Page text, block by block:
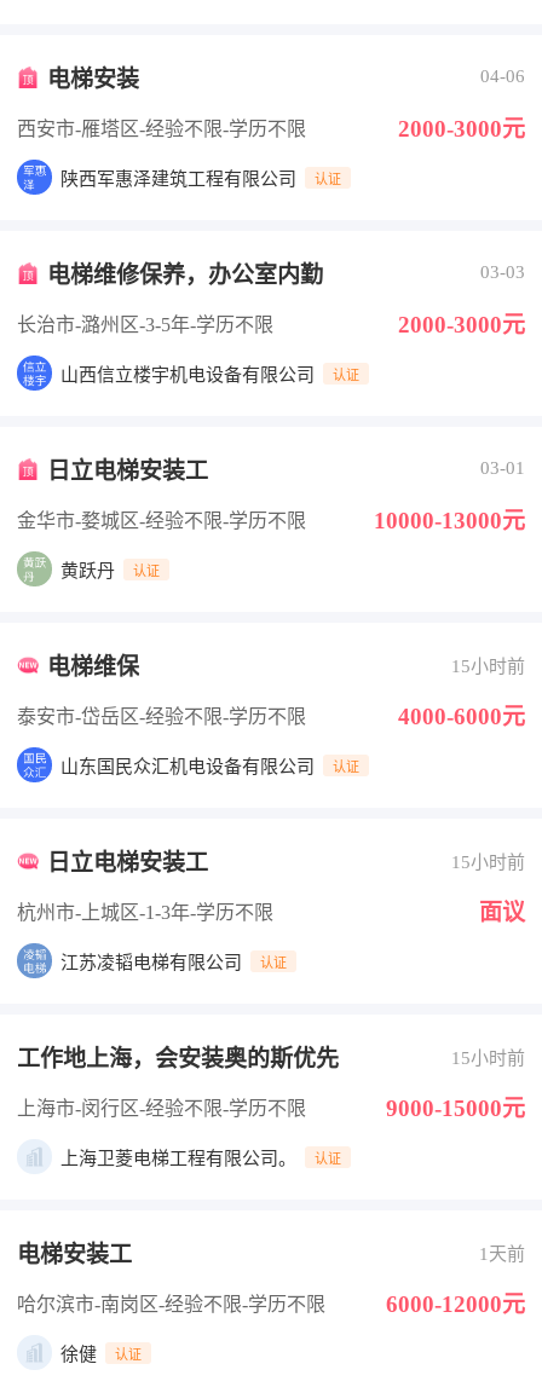
电梯安装 04-06
西安市-雁塔区-经验不限-学历不限 2000-3000元
陕西军惠泽建筑工程有限公司 认证
电梯维修保养，办公室内勤 03-03
长治市-潞州区-3-5年-学历不限 2000-3000元
山西信立楼宇机电设备有限公司 认证
日立电梯安装工 03-01
金华市-婺城区-经验不限-学历不限 10000-13000元
黄跃丹 认证
电梯维保 15小时前
泰安市-岱岳区-经验不限-学历不限 4000-6000元
山东国民众汇机电设备有限公司 认证
日立电梯安装工 15小时前
杭州市-上城区-1-3年-学历不限 面议
江苏凌韬电梯有限公司 认证
工作地上海，会安装奥的斯优先 15小时前
上海市-闵行区-经验不限-学历不限 9000-15000元
上海卫菱电梯工程有限公司。 认证
电梯安装工 1天前
哈尔滨市-南岗区-经验不限-学历不限 6000-12000元
徐健 认证